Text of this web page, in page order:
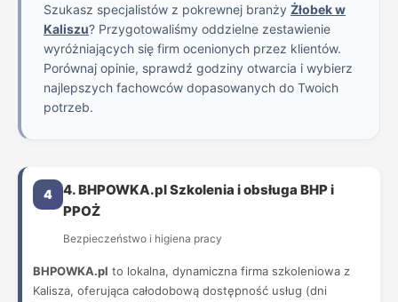
Szukasz specjalistów z pokrewnej branży Żłobek w
Kaliszu? Przygotowaliśmy oddzielne zestawienie
wyróżniających się firm ocenionych przez klientów.
Porównaj opinie, sprawdź godziny otwarcia i wybierz
najlepszych fachowców dopasowanych do Twoich
potrzeb.
4
4. BHPOWKA.pl Szkolenia i obsługa BHP i
PPOŻ
Bezpieczeństwo i higiena pracy
BHPOWKA.pl to lokalna, dynamiczna firma szkoleniowa z
Kalisza, oferująca całodobową dostępność usług (dni